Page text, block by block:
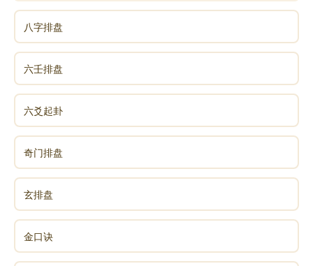
八字排盘
六壬排盘
六爻起卦
奇门排盘
玄排盘
金口诀